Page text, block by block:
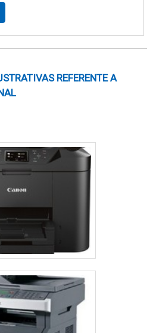
que a utiliza.
Fábricas,
Instruções em
pessoais como
REFERENTE A